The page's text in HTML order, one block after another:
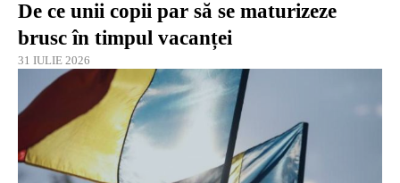
De ce unii copii par să se maturizeze
brusc în timpul vacanței
31 IULIE 2026